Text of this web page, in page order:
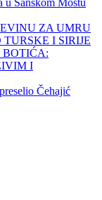
ZA UMRU
I SIRIJE
I
Čehajić